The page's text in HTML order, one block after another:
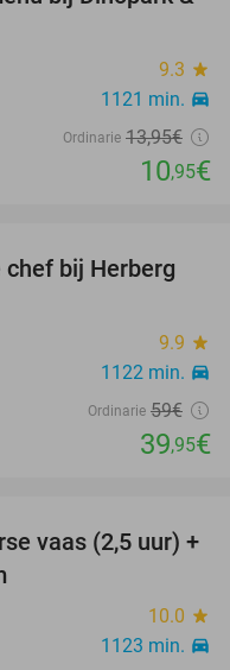
9.3 star
1121 min. directions_car
Ordinarie 13,95€
10,95€
32%
bij Herberg
9.9 star
1122 min. directions_car
Ordinarie 59€
39,95€
40%
vaas (2,5 uur) +
10.0 star
1123 min. directions_car